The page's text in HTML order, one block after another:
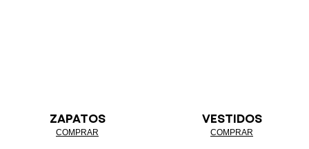
ZAPATOS
COMPRAR
VESTIDOS
COMPRAR